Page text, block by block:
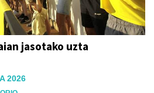
jasotako uzta
2026